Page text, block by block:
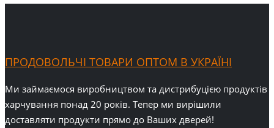
ПРОДОВОЛЬЧІ ТОВАРИ ОПТОМ В УКРАЇНІ
Ми займаємося виробництвом та дистрибуцією продуктів
харчування понад 20 років. Тепер ми вирішили
доставляти продукти прямо до Ваших дверей!